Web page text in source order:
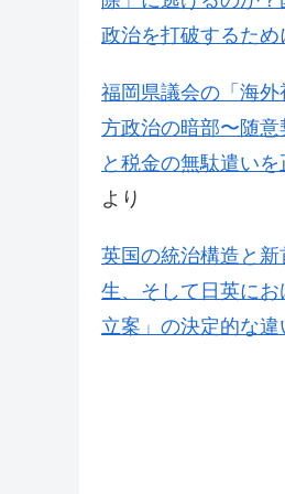
政治を打破するため
福岡県議会の「海
方政治の暗部〜随意
と税金の無駄遣いを
より
英国の統治構造と
生、そして日英に
立案」の決定的な違